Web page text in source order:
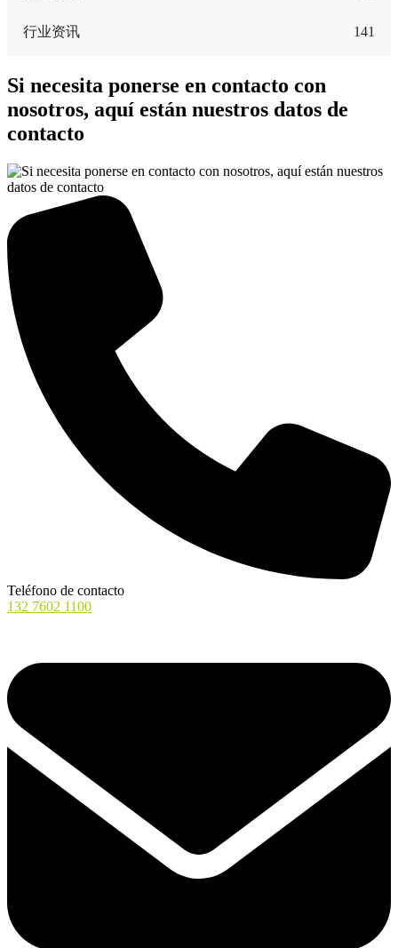
行业资讯 141
Si necesita ponerse en contacto con
nosotros, aquí están nuestros datos de
contacto
Teléfono de contacto
132 7602 1100